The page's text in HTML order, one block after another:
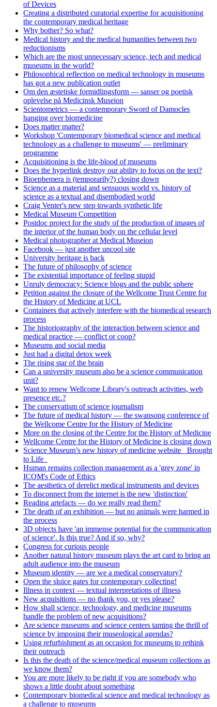
of Devices
Creating a distributed curatorial expertise for acquisitioning
the contemporary medical heritage
Why bother? So what?
Medical history and the medical humanities between two
reductionisms
Which are the most unnecessary science, tech and medical
museums in the world?
Philosophical reflection on medical technology in museums
has got a new publication outlet
Om den æstetiske formidlingsform — sanser og poetisk
oplevelse på Medicinsk Museion
Scientometrics — a contemporary Sword of Damocles
hanging over biomedicine
Does matter matter?
Workshop 'Contemporary biomedical science and medical
technology as a challenge to museums' — preliminary
programme
Acquisitioning is the life-blood of museums
Does the hyperlink destroy our ability to focus on the text?
Bioephemera is (temporarily?) closing down
Science as a material and sensuous world vs. history of
science as a textual and disembodied world
Craig Venter's new step towards synthetic life
Medical Museum Competition
Postdoc project for the study of the production of images of
the interior of the human body on the cellular level
Medical photographer at Medical Museion
Facebook — just another uncool site
University heritage is back
The future of philosophy of science
The existential importance of feeling stupid
Unruly democracy: Science blogs and the public sphere
Petition against the closure of the Wellcome Trust Centre for
the History of Medicine at UCL
Containers that actively interfere with the biomedical research
process
The historiography of the interaction between science and
medical practice — conflict or coop?
Museums and social media
Just had a digital detox week
The rising star of the brain
Can a university museum also be a science communication
unit?
Want to renew Wellcome Library's outreach activities, web
presence etc.?
The conservatism of science journalism
The future of medical history — the swansong conference of
the Wellcome Centre for the History of Medicine
More on the closing of the Centre for the History of Medicine
Wellcome Centre for the History of Medicine is closing down
Science Museum’s new history of medicine website _Brought
to Life_
Human remains collection management as a 'grey zone' in
ICOM's Code of Ethics
The aesthetics of derelict medical instruments and devices
To disconnect from the internet is the new 'distinction'
Reading artefacts — do we really read them?
The death of an exhibition — but no animals were harmed in
the process
3D objects have 'an immense potential for the communication
of science'. Is this true? And if so, why?
Congress for curious people
Another natural history museum plays the art card to bring an
adult audience into the museum
Museum identity — are we a medical conservatory?
Open the sluice gates for contemporary collecting!
Illness in context — textual interpretations of illness
New acquisitions — no thank you, or yes please?
How shall science, technology, and medicine museums
handle the problem of new acquisitions?
Are science museums and science centers taming the thrill of
science by imposing their museological agendas?
Using refurbishment as an occasion for museums to rethink
their outreach
Is this the death of the science/medical museum collections as
we know them?
You are more likely to be right if you are somebody who
shows a little doubt about something
Contemporary biomedical science and medical technology as
a challenge to museums